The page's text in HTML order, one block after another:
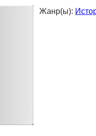
Жанр(ы):